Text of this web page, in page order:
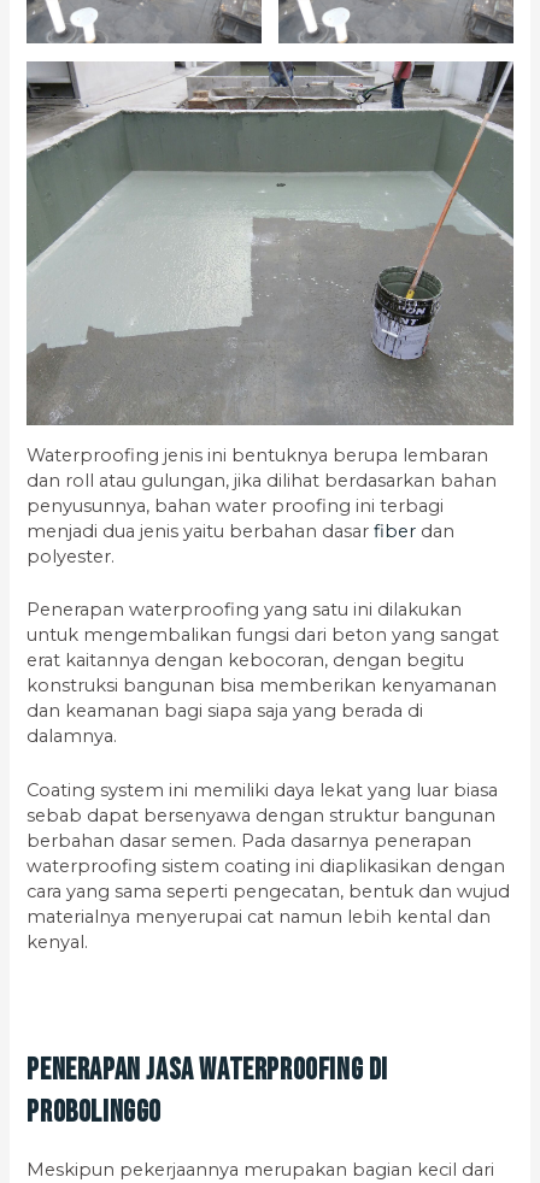
Waterproofing jenis ini bentuknya berupa lembaran
dan roll atau gulungan, jika dilihat berdasarkan bahan
penyusunnya, bahan water proofing ini terbagi
menjadi dua jenis yaitu berbahan dasarfiber dan
polyester.
Penerapan waterproofing yang satu ini dilakukan
untuk mengembalikan fungsi dari beton yang sangat
erat kaitannya dengan kebocoran, dengan begitu
konstruksi bangunan bisa memberikan kenyamanan
dan keamanan bagi siapa saja yang berada di
dalamnya.
Coating system ini memiliki daya lekat yang luar biasa
sebab dapat bersenyawa dengan struktur bangunan
berbahan dasar semen. Pada dasarnya penerapan
waterproofing sistem coating ini diaplikasikan dengan
cara yang sama seperti pengecatan, bentuk dan wujud
materialnya menyerupai cat namun lebih kental dan
kenyal.
Penerapan Jasa Waterproofing di
Probolinggo
Meskipun pekerjaannya merupakan bagian kecil dari